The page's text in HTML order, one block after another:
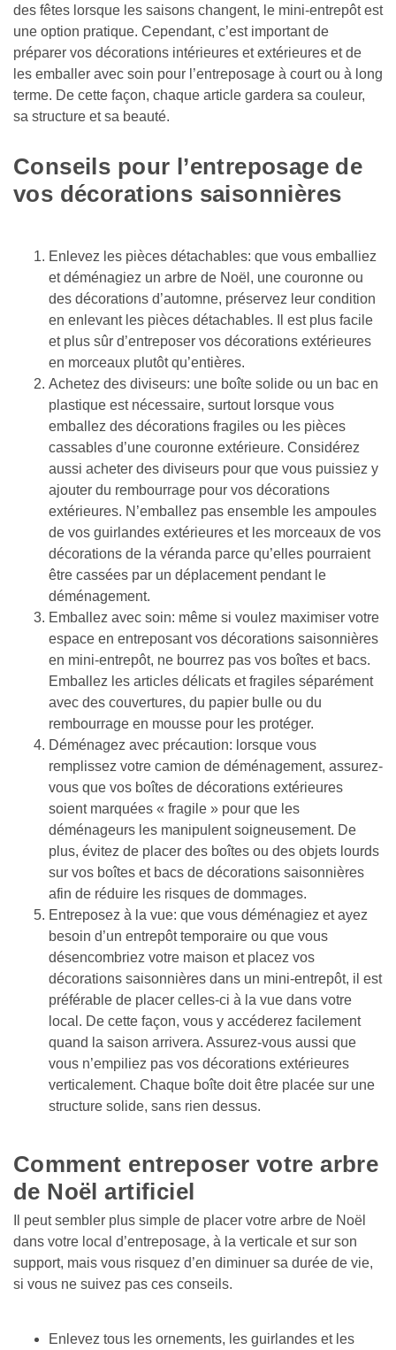
des fêtes lorsque les saisons changent, le mini-entrepôt est
une option pratique. Cependant, c’est important de
préparer vos décorations intérieures et extérieures et de
les emballer avec soin pour l’entreposage à court ou à long
terme. De cette façon, chaque article gardera sa couleur,
sa structure et sa beauté.
Conseils pour l’entreposage de
vos décorations saisonnières
Enlevez les pièces détachables: que vous emballiez
et déménagiez un arbre de Noël, une couronne ou
des décorations d’automne, préservez leur condition
en enlevant les pièces détachables. Il est plus facile
et plus sûr d’entreposer vos décorations extérieures
en morceaux plutôt qu’entières.
Achetez des diviseurs: une boîte solide ou un bac en
plastique est nécessaire, surtout lorsque vous
emballez des décorations fragiles ou les pièces
cassables d’une couronne extérieure. Considérez
aussi acheter des diviseurs pour que vous puissiez y
ajouter du rembourrage pour vos décorations
extérieures. N’emballez pas ensemble les ampoules
de vos guirlandes extérieures et les morceaux de vos
décorations de la véranda parce qu’elles pourraient
être cassées par un déplacement pendant le
déménagement.
Emballez avec soin: même si voulez maximiser votre
espace en entreposant vos décorations saisonnières
en mini-entrepôt, ne bourrez pas vos boîtes et bacs.
Emballez les articles délicats et fragiles séparément
avec des couvertures, du papier bulle ou du
rembourrage en mousse pour les protéger.
Déménagez avec précaution: lorsque vous
remplissez votre camion de déménagement, assurez-
vous que vos boîtes de décorations extérieures
soient marquées « fragile » pour que les
déménageurs les manipulent soigneusement. De
plus, évitez de placer des boîtes ou des objets lourds
sur vos boîtes et bacs de décorations saisonnières
afin de réduire les risques de dommages.
Entreposez à la vue: que vous déménagiez et ayez
besoin d’un entrepôt temporaire ou que vous
désencombriez votre maison et placez vos
décorations saisonnières dans un mini-entrepôt, il est
préférable de placer celles-ci à la vue dans votre
local. De cette façon, vous y accéderez facilement
quand la saison arrivera. Assurez-vous aussi que
vous n’empiliez pas vos décorations extérieures
verticalement. Chaque boîte doit être placée sur une
structure solide, sans rien dessus.
Comment entreposer votre arbre
de Noël artificiel
Il peut sembler plus simple de placer votre arbre de Noël
dans votre local d’entreposage, à la verticale et sur son
support, mais vous risquez d’en diminuer sa durée de vie,
si vous ne suivez pas ces conseils.
Enlevez tous les ornements, les guirlandes et les